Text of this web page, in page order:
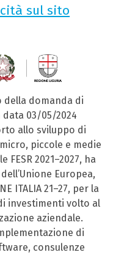
sul sito
della domanda di
03/05/2024
allo sviluppo di
piccole e medie
2021–2027, ha
Europea,
ITALIA 21–27, per la
investimenti volto al
aziendale.
di
consulenze